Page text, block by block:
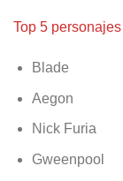
Top 5
Blade
Aegon
Nick Furia
Gweenpool